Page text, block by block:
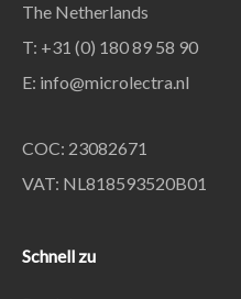
The Netherlands
T: +31 (0) 180 89 58 90
E: info@microlectra.nl
COC: 23082671
VAT: NL818593520B01
Schnell zu